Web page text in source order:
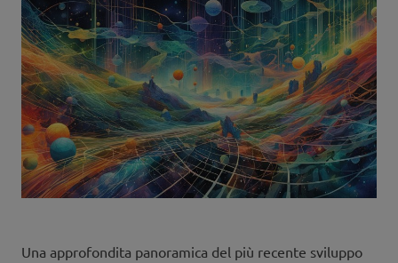
Una approfondita panoramica del più recente sviluppo